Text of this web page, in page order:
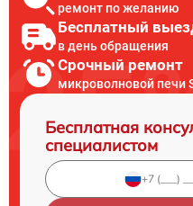
ремонт по желанию
Бесплатный
в день обращения
Срочный ремонт
микроволновой печи
Бесплатная
специалистом